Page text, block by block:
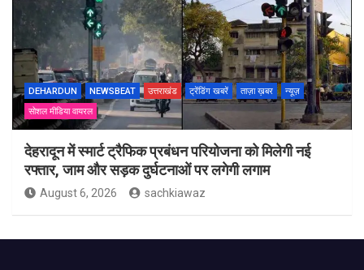
DEHARDUN NEWSBEAT उत्तराखंड ट्रेंडिंग खबरें ताज़ा ख़बर
न्यूज़
सोशल मीडिया वायरल
देहरादून में स्मार्ट ट्रैफिक प्रबंधन परियोजना को मिलेगी नई
रफ्तार, जाम और सड़क दुर्घटनाओं पर लगेगी लगाम
August 6, 2026 sachkiawaz